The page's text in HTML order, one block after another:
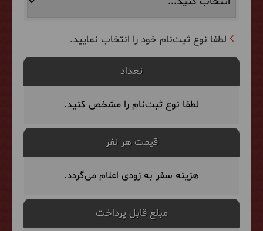
لطفا نوع ثبت‌نام خود را انتخاب نمایید.
تعداد
لطفا نوع ثبت‌نام را مشخص کنید.
قیمت هر نفر
هزینه سفر به زودی اعلام می‌گردد.
مبلغ قابل پرداخت